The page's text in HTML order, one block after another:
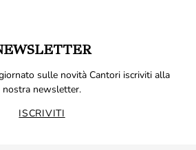
sulle novità Cantori iscriviti alla
nostra newsletter.
ISCRIVITI